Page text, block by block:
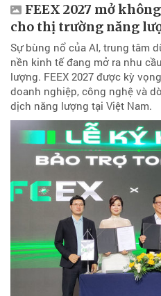
FEEX 2027 mở
cho thị trường năng
Sự bùng nổ của AI, trung tâm
nền kinh tế đang mở ra nhu
lượng. FEEX 2027 được kỳ
doanh nghiệp, công nghệ và
dịch năng lượng tại Việt Nam.